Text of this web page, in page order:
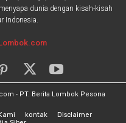
dunia dengan kisah-kisah
Indonesia.
- PT. Berita Lombok Pesona
kontak
Disclaimer